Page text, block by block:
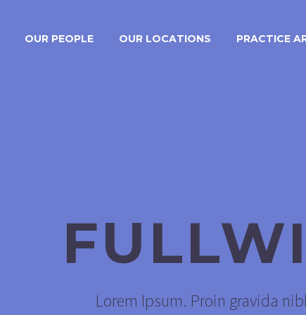
OUR PEOPLE OUR LOCATIONS PRACTICE
Lorem Ipsum. Proin gravida